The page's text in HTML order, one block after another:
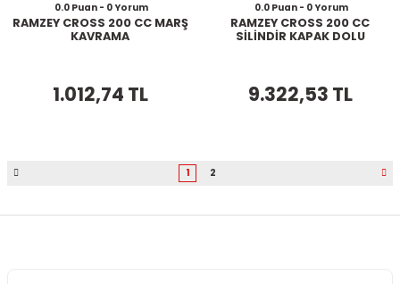
0.0 Puan - 0 Yorum
RAMZEY CROSS 200 CC MARŞ
KAVRAMA
1.012,74 TL
0.0 Puan - 0 Yorum
RAMZEY CROSS 200 CC
SİLİNDİR KAPAK DOLU
9.322,53 TL
1 2